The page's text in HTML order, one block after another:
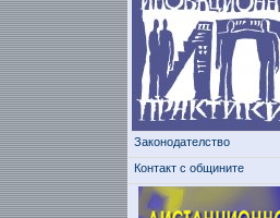
Законодателство
Контакт с общините